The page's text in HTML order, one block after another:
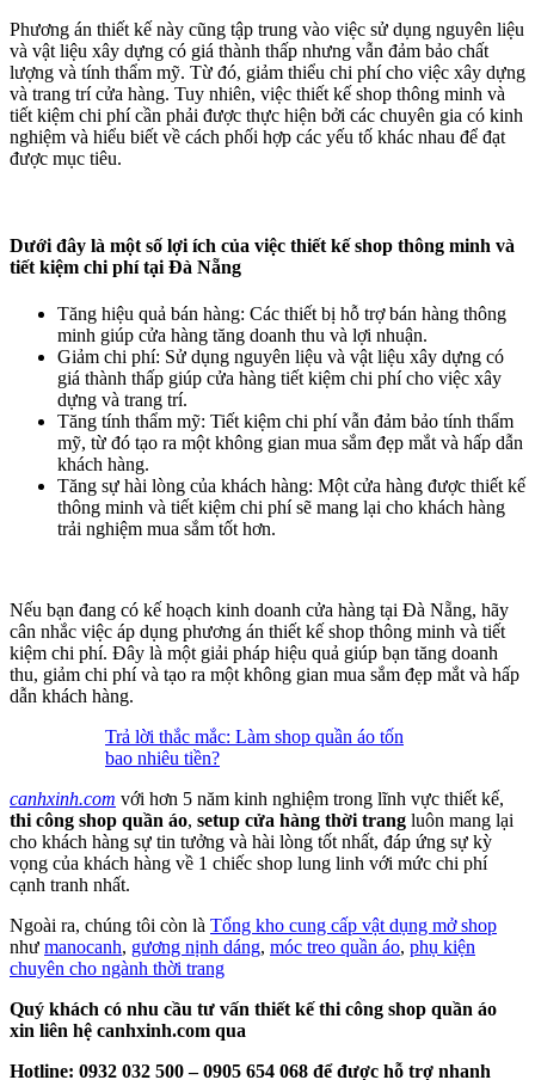
Phương án thiết kế này cũng tập trung vào việc sử dụng nguyên liệu
và vật liệu xây dựng có giá thành thấp nhưng vẫn đảm bảo chất
lượng và tính thẩm mỹ. Từ đó, giảm thiểu chi phí cho việc xây dựng
và trang trí cửa hàng. Tuy nhiên, việc thiết kế shop thông minh và
tiết kiệm chi phí cần phải được thực hiện bởi các chuyên gia có kinh
nghiệm và hiểu biết về cách phối hợp các yếu tố khác nhau để đạt
được mục tiêu.
Dưới đây là một số lợi ích của việc thiết kế shop thông minh và
tiết kiệm chi phí tại Đà Nẵng
Tăng hiệu quả bán hàng: Các thiết bị hỗ trợ bán hàng thông
minh giúp cửa hàng tăng doanh thu và lợi nhuận.
Giảm chi phí: Sử dụng nguyên liệu và vật liệu xây dựng có
giá thành thấp giúp cửa hàng tiết kiệm chi phí cho việc xây
dựng và trang trí.
Tăng tính thẩm mỹ: Tiết kiệm chi phí vẫn đảm bảo tính thẩm
mỹ, từ đó tạo ra một không gian mua sắm đẹp mắt và hấp dẫn
khách hàng.
Tăng sự hài lòng của khách hàng: Một cửa hàng được thiết kế
thông minh và tiết kiệm chi phí sẽ mang lại cho khách hàng
trải nghiệm mua sắm tốt hơn.
Nếu bạn đang có kế hoạch kinh doanh cửa hàng tại Đà Nẵng, hãy
cân nhắc việc áp dụng phương án thiết kế shop thông minh và tiết
kiệm chi phí. Đây là một giải pháp hiệu quả giúp bạn tăng doanh
thu, giảm chi phí và tạo ra một không gian mua sắm đẹp mắt và hấp
dẫn khách hàng.
Trả lời thắc mắc: Làm shop quần áo tốn
bao nhiêu tiền?
canhxinh.com với hơn 5 năm kinh nghiệm trong lĩnh vực thiết kế,
thi công shop quần áo, setup cửa hàng thời trang luôn mang lại
cho khách hàng sự tin tưởng và hài lòng tốt nhất, đáp ứng sự kỳ
vọng của khách hàng về 1 chiếc shop lung linh với mức chi phí
cạnh tranh nhất.
Ngoài ra, chúng tôi còn là Tổng kho cung cấp vật dụng mở shop
như manocanh, gương nịnh dáng, móc treo quần áo, phụ kiện
chuyên cho ngành thời trang
Quý khách có nhu cầu tư vấn thiết kế thi công shop quần áo
xin liên hệ canhxinh.com qua
Hotline: 0932 032 500 – 0905 654 068 để được hỗ trợ nhanh